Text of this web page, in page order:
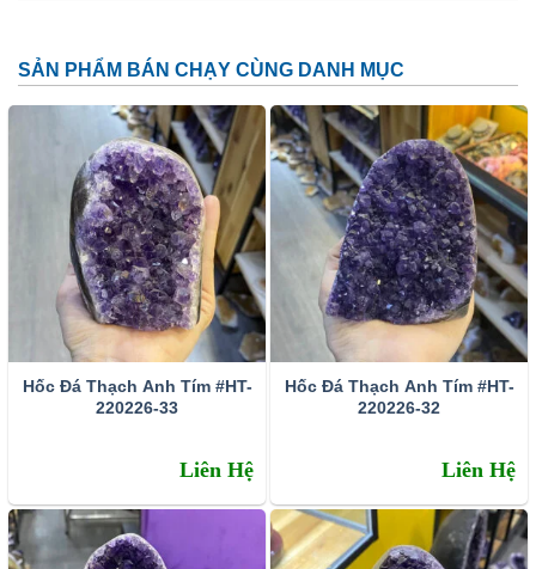
Đặc tính:
Tên khoa học: đá thạch anh tím (amethyst)
Thành phần cấu tạo hoá học: SiO2.
Màu sắc: Tất cả các dạng của màu tím như trắng phớt
tím, tím ánh hồng đến tím đậm, tím violet, màu xanh biển
và xám.
Chỉ số chiết quang: 1.544 – 1.553
Độ trong suốt: Trong suốt
SẢN PHẨM BÁN CHẠY CÙNG DANH MỤC
Hốc Đá Thạch Anh Tím #HT-
220226-33
Liên Hệ
Hốc Đá Thạch Anh Tím #HT-
220226-32
Liên Hệ